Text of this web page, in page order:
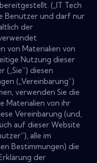
(„IT Tech
Benutzer und darf nur
der
von Materialien von
Nutzung dieser
(„Sie“) diesen
(„Vereinbarung“)
verwenden Sie die
Materialien von ihr
Vereinbarung (und,
auf dieser Website
alle im
Bestimmungen) die
der